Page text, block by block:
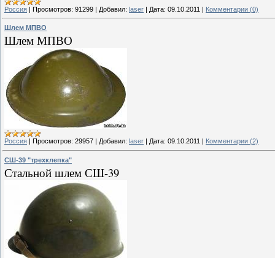
Россия | Просмотров: 91299 | Добавил: laser | Дата: 09.10.2011 | Комментарии (0)
Шлем МПВО
Шлем МПВО
Россия Просмотров: 29957 Добавил: laser Дата: 09.10.2011 Комментарии (2)
СШ-39 "трехклепка"
Стальной шлем СШ-39